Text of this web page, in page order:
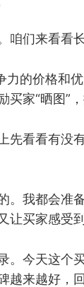
咱们来看看
力的价格和
家“晒图”
先看看有没
。我都会准
让买家感受到
。今天这个
来越好，